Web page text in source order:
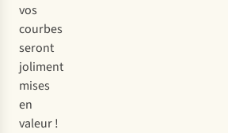
vos
courbes
seront
joliment
mises
en
valeur !